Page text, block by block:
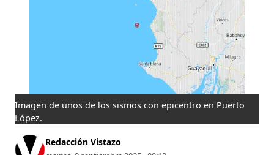
Imagen de unos de los sismos con epicentro en Puerto
López.
Redacción Vistazo